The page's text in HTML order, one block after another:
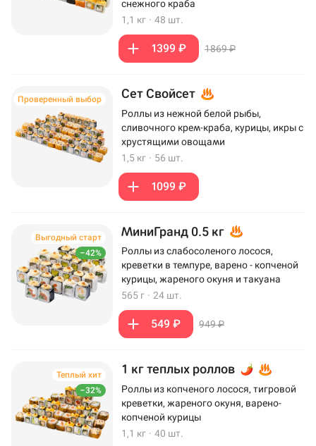
снежного краба
1,1 кг · 48 шт.
1399 ₽ 1869 ₽
Проверенный выбор Сет Свойсет
Роллы из нежной белой рыбы,
сливочного крем-краба, курицы, икры с
хрустящими овощами
1,5 кг · 56 шт.
1099 ₽
–42%
Выгодный старт МиниГранд 0.5 кг
Роллы из слабосоленого лосося,
креветки в темпуре, варено - копченой
курицы, жареного окуня и такуана
565 г · 24 шт.
549 ₽ 949 ₽
–32%
Теплый хит 1 кг теплых роллов
Роллы из копченого лосося, тигровой
креветки, жареного окуня, варено-
копченой курицы
1,1 кг · 40 шт.